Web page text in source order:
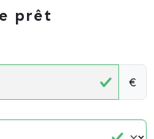
prêt
€